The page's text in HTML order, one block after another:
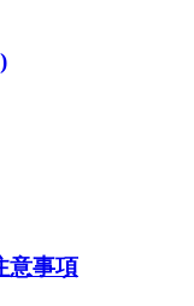
意事項